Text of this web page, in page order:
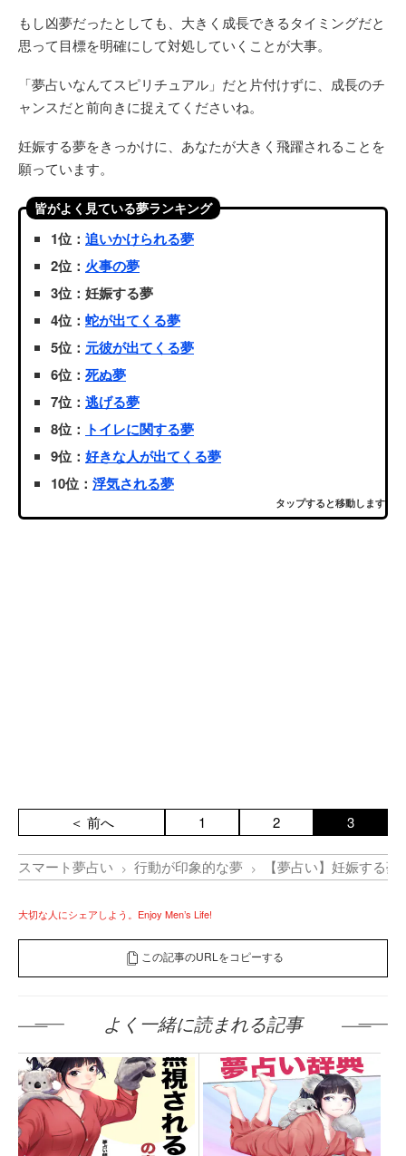
もし凶夢だったとしても、大きく成長できるタイミングだと
思って目標を明確にして対処していくことが大事。
「夢占いなんてスピリチュアル」だと片付けずに、成長のチ
ャンスだと前向きに捉えてくださいね。
妊娠する夢をきっかけに、あなたが大きく飛躍されることを
願っています。
皆がよく見ている夢ランキング
1位： 追いかけられる夢
2位： 火事の夢
3位：妊娠する夢
4位： 蛇が出てくる夢
5位： 元彼が出てくる夢
6位： 死ぬ夢
7位： 逃げる夢
8位： トイレに関する夢
9位： 好きな人が出てくる夢
10位： 浮気される夢
タップすると移動します
＜ 前へ 1 2 3
スマート夢占い 行動が印象的な夢 【夢占い】妊娠する
大切な人にシェアしよう。Enjoy Men’s Life!
この記事のURLをコピーする
よく一緒に読まれる記事